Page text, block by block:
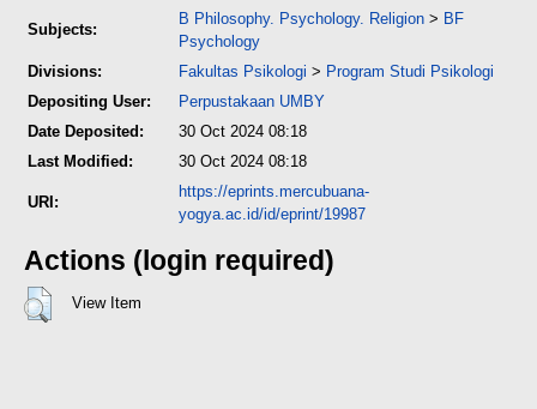
Subjects:
B Philosophy. Psychology. Religion > BF
Psychology
Divisions:
Fakultas Psikologi > Program Studi Psikologi
Depositing User:
Perpustakaan UMBY
Date Deposited:
30 Oct 2024 08:18
Last Modified:
30 Oct 2024 08:18
URI:
https://eprints.mercubuana-
yogya.ac.id/id/eprint/19987
Actions (login required)
View Item